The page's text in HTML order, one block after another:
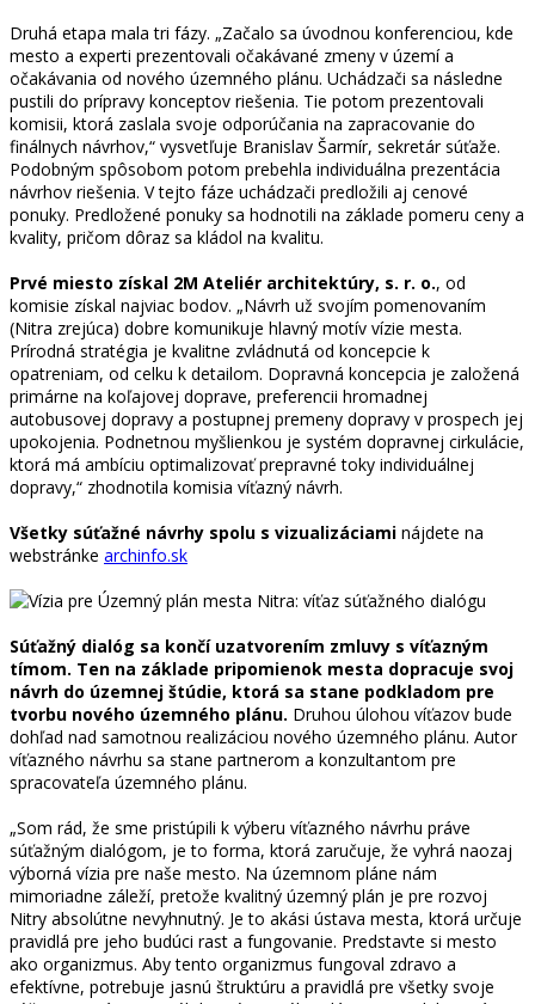
Druhá etapa mala tri fázy. „Začalo sa úvodnou konferenciou, kde
mesto a experti prezentovali očakávané zmeny v území a
očakávania od nového územného plánu. Uchádzači sa následne
pustili do prípravy konceptov riešenia. Tie potom prezentovali
komisii, ktorá zaslala svoje odporúčania na zapracovanie do
finálnych návrhov,“ vysvetľuje Branislav Šarmír, sekretár súťaže.
Podobným spôsobom potom prebehla individuálna prezentácia
návrhov riešenia. V tejto fáze uchádzači predložili aj cenové
ponuky. Predložené ponuky sa hodnotili na základe pomeru ceny a
kvality, pričom dôraz sa kládol na kvalitu.
Prvé miesto získal 2M Ateliér architektúry, s. r. o., od
komisie získal najviac bodov. „Návrh už svojím pomenovaním
(Nitra zrejúca) dobre komunikuje hlavný motív vízie mesta.
Prírodná stratégia je kvalitne zvládnutá od koncepcie k
opatreniam, od celku k detailom. Dopravná koncepcia je založená
primárne na koľajovej doprave, preferencii hromadnej
autobusovej dopravy a postupnej premeny dopravy v prospech jej
upokojenia. Podnetnou myšlienkou je systém dopravnej cirkulácie,
ktorá má ambíciu optimalizovať prepravné toky individuálnej
dopravy,“ zhodnotila komisia víťazný návrh.
Všetky súťažné návrhy spolu s vizualizáciami nájdete na
webstránke archinfo.sk
Súťažný dialóg sa končí uzatvorením zmluvy s víťazným
tímom. Ten na základe pripomienok mesta dopracuje svoj
návrh do územnej štúdie, ktorá sa stane podkladom pre
tvorbu nového územného plánu. Druhou úlohou víťazov bude
dohľad nad samotnou realizáciou nového územného plánu. Autor
víťazného návrhu sa stane partnerom a konzultantom pre
spracovateľa územného plánu.
„Som rád, že sme pristúpili k výberu víťazného návrhu práve
súťažným dialógom, je to forma, ktorá zaručuje, že vyhrá naozaj
výborná vízia pre naše mesto. Na územnom pláne nám
mimoriadne záleží, pretože kvalitný územný plán je pre rozvoj
Nitry absolútne nevyhnutný. Je to akási ústava mesta, ktorá určuje
pravidlá pre jeho budúci rast a fungovanie. Predstavte si mesto
ako organizmus. Aby tento organizmus fungoval zdravo a
efektívne, potrebuje jasnú štruktúru a pravidlá pre všetky svoje